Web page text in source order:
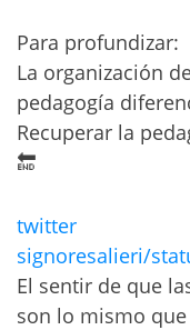
Para profundizar:
La organización
pedagogía
Recuperar la
🔚
twitter
signoresalieri/
El sentir de que
son lo mismo